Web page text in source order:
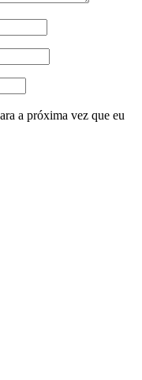
a próxima vez que eu